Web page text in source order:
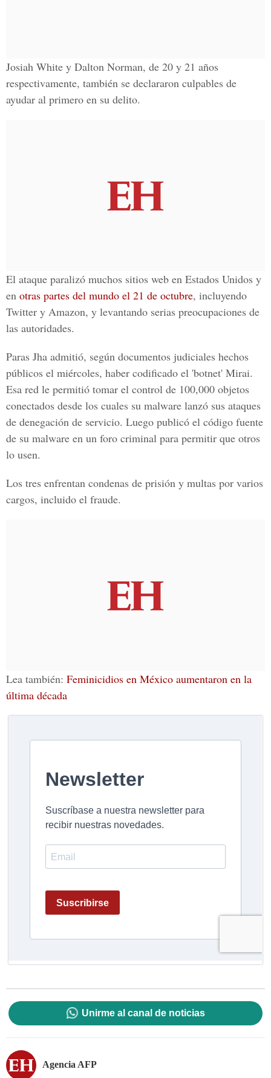
Josiah White y Dalton Norman, de 20 y 21 años
respectivamente, también se declararon culpables de
ayudar al primero en su delito.
El ataque paralizó muchos sitios web en Estados Unidos y
en otras partes del mundo el 21 de octubre, incluyendo
Twitter y Amazon, y levantando serias preocupaciones de
las autoridades.
Paras Jha admitió, según documentos judiciales hechos
públicos el miércoles, haber codificado el 'botnet' Mirai.
Esa red le permitió tomar el control de 100,000 objetos
conectados desde los cuales su malware lanzó sus ataques
de denegación de servicio. Luego publicó el código fuente
de su malware en un foro criminal para permitir que otros
lo usen.
Los tres enfrentan condenas de prisión y multas por varios
cargos, incluido el fraude.
Lea también: Feminicidios en México aumentaron en la
última década
Unirme al canal de noticias
Agencia AFP